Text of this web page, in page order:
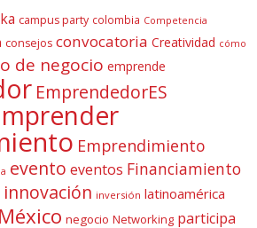
campus party colombia Competencia
consejos convocatoria Creatividad cómo
de negocio emprende
EmprendedorES
Emprendimiento
evento eventos Financiamiento
innovación inversión latinoamérica
México negocio Networking participa